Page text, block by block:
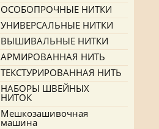
ОСОБОПРОЧНЫЕ НИТКИ
УНИВЕРСАЛЬНЫЕ НИТКИ
ВЫШИВАЛЬНЫЕ НИТКИ
АРМИРОВАННАЯ НИТЬ
ТЕКСТУРИРОВАННАЯ НИТЬ
НАБОРЫ ШВЕЙНЫХ
НИТОК
Мешкозашивочная
машина